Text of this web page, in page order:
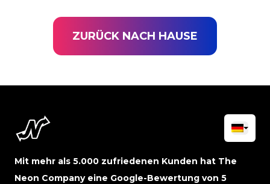
ZURÜCK NACH HAUSE
Mit mehr als 5.000 zufriedenen Kunden hat The
Neon Company eine Google-Bewertung von 5